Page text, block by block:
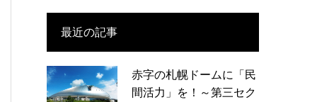
最近の記事
赤字の札幌ドームに「民
間活力」を！～第三セク